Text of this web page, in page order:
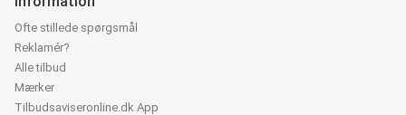
Ofte stillede spørgsmål
Reklamér?
Alle tilbud
Mærker
Tilbudsaviseronline.dk App